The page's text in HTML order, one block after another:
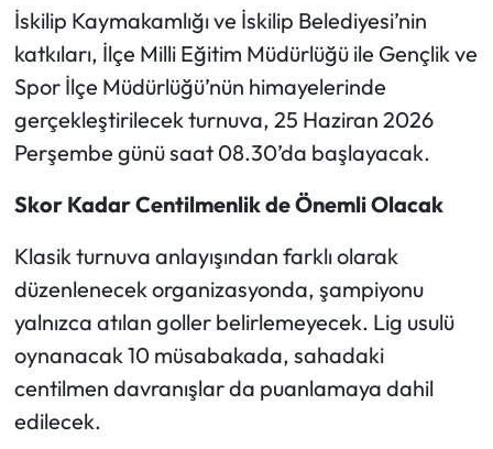
İskilip Kaymakamlığı ve İskilip Belediyesi’nin
katkıları, İlçe Milli Eğitim Müdürlüğü ile Gençlik ve
Spor İlçe Müdürlüğü’nün himayelerinde
gerçekleştirilecek turnuva, 25 Haziran 2026
Perşembe günü saat 08.30’da başlayacak.
Skor Kadar Centilmenlik de Önemli Olacak
Klasik turnuva anlayışından farklı olarak
düzenlenecek organizasyonda, şampiyonu
yalnızca atılan goller belirlemeyecek. Lig usulü
oynanacak 10 müsabakada, sahadaki
centilmen davranışlar da puanlamaya dahil
edilecek.
Osmancık Haberleri
Otomotiv
Resmi İlan
Resmi Reklam
Sağlık
Siyaset
Spor
Sungurlu Haberleri